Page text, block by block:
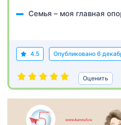
Семья – моя главная
4.5 Опубликовано 6
Оценить